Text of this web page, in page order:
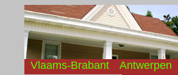
Vlaams-Brabant Antwerpen